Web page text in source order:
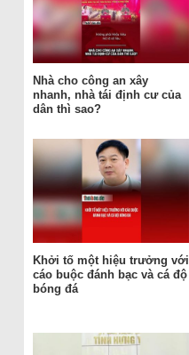
Nhà cho công an xây
nhanh, nhà tái định cư của
dân thì sao?
Khởi tố một hiệu trưởng với
cáo buộc đánh bạc và cá độ
bóng đá